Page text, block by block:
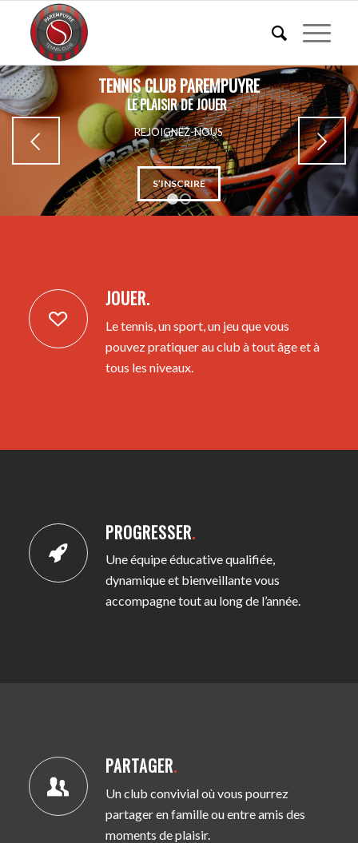
Suivant
1 2
JOUER.
Le tennis, un sport, un jeu que vous
pouvez pratiquer au club à tout âge et à
tous les niveaux.
PROGRESSER.
Une équipe éducative qualifiée,
dynamique et bienveillante vous
accompagne tout au long de l’année.
PARTAGER.
Un club convivial où vous pourrez
partager en famille ou entre amis des
moments de plaisir.